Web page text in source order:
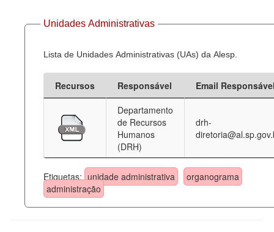
Unidades Administrativas
Lista de Unidades Administrativas (UAs) da Alesp.
Recursos Responsável
Email
Departamento
de Recursos
Humanos
(DRH)
drh-
Etiquetas: unidade administrativa
organograma
administração